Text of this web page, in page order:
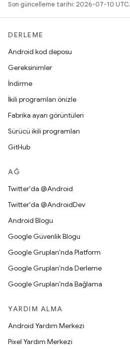
Son güncelleme tarihi: 2026-07-10 UTC.
DERLEME
Android kod deposu
Gereksinimler
İndirme
İkili programları önizle
Fabrika ayarı görüntüleri
Sürücü ikili programları
GitHub
AĞ
Twitter'da @Android
Twitter'da @AndroidDev
Android Blogu
Google Güvenlik Blogu
Google Grupları'nda Platform
Google Grupları'nda Derleme
Google Grupları'nda Bağlama
YARDIM ALMA
Android Yardım Merkezi
Pixel Yardım Merkezi